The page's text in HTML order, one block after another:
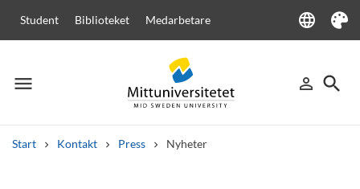
Student Biblioteket Medarbetare language
Language
Tema
menu
Meny person_outline
Logga in
search
Sök
Start Kontakt Press Nyheter